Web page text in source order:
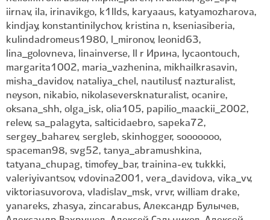
iirnav, ila, irinavikgo, k1llds, karyaaus, katyamozharova,
kindjay, konstantinilychov, kristina n, kseniasiberia,
kulindadromeus1980, l_mironov, leonid63,
lina_golovneva, linainverse, ll r Ирина, lycaontouch,
margarita1002, maria_vazhenina, mikhailkrasavin,
misha_davidov, nataliya_chel, nautilusf, nazturalist,
neyson, nikabio, nikolaseversknaturalist, ocanire,
oksana_shh, olga_isk, olia105, papilio_maackii_2002,
relew, sa_palagyta, salticidaebro, sapeka72,
sergey_baharev, sergleb, skinhogger, sooooooo,
spaceman98, svg52, tanya_abramushkina,
tatyana_chupag, timofey_bar, trainina-ev, tukkki,
valeriyivantsov, vdovina2001, vera_davidova, vika_vv,
viktoriasuvorova, vladislav_msk, vrvr, william drake,
yanareks, zhasya, zincarabus, Александр Булычев,